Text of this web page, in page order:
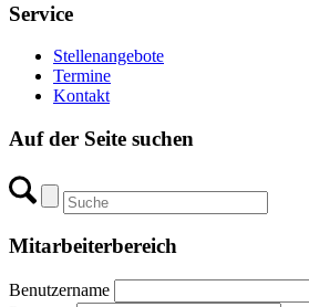
Service
Stellenangebote
Termine
Kontakt
Auf der Seite suchen
Mitarbeiterbereich
Benutzername